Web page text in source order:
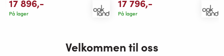
17 896,-
På lager
17 796,-
På lager
Velkommen til oss